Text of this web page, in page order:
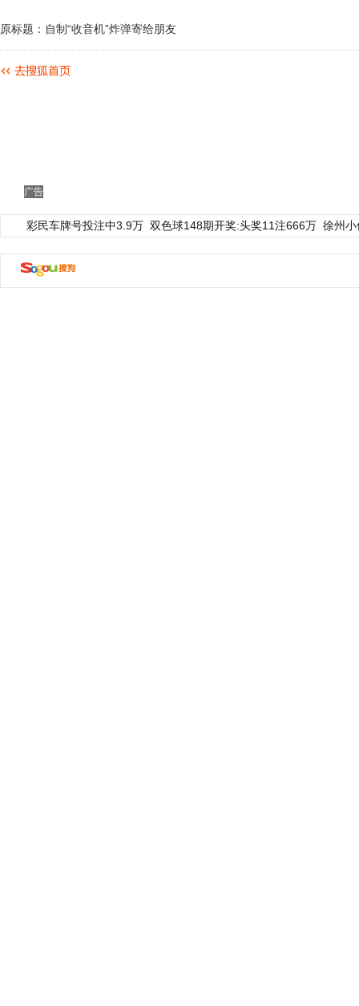
原标题：自制“收音机”炸弹寄给朋友
广告
彩民车牌号投注中3.9万 双色球148期开奖:头奖11注666万 徐州